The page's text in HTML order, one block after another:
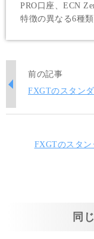
PRO口座、ECN
特徴の異なる6種
前の記事
FXGTのスタン
FXGTのスタ
同